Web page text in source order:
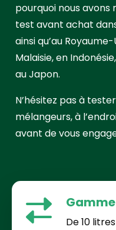
pourquoi nous
test avant achat
ainsi qu’au
Malaisie, en
au Japon.
N’hésitez pas à
mélangeurs, à
avant de vous
De 10